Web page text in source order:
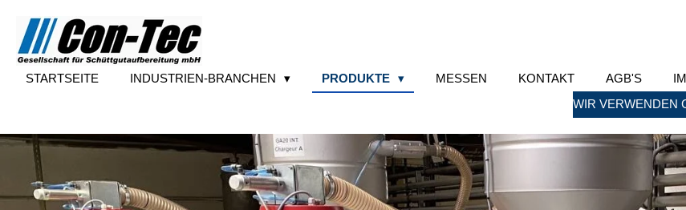
Zum
Hauptinhalt
springen
STARTSEITE
INDUSTRIEN-BRANCHEN PRODUKTE MESSEN KONTAKT AGB'S
WIR VERWENDEN